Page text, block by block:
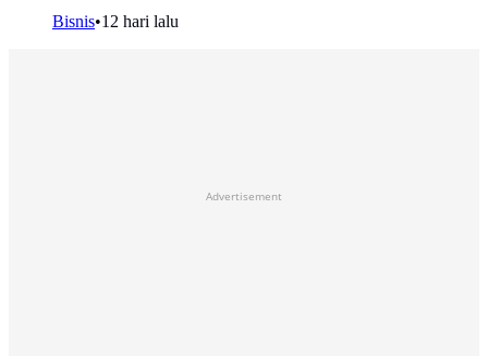
Bisnis•12 hari lalu
Advertisement